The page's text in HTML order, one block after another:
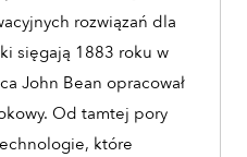
rozwiązań dla
sięgają 1883 roku w
John Bean opracował
Od tamtej pory
które